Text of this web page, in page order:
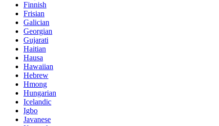
Finnish
Frisian
Galician
Georgian
Gujarati
Haitian
Hausa
Hawaiian
Hebrew
Hmong
Hungarian
Icelandic
Igbo
Javanese